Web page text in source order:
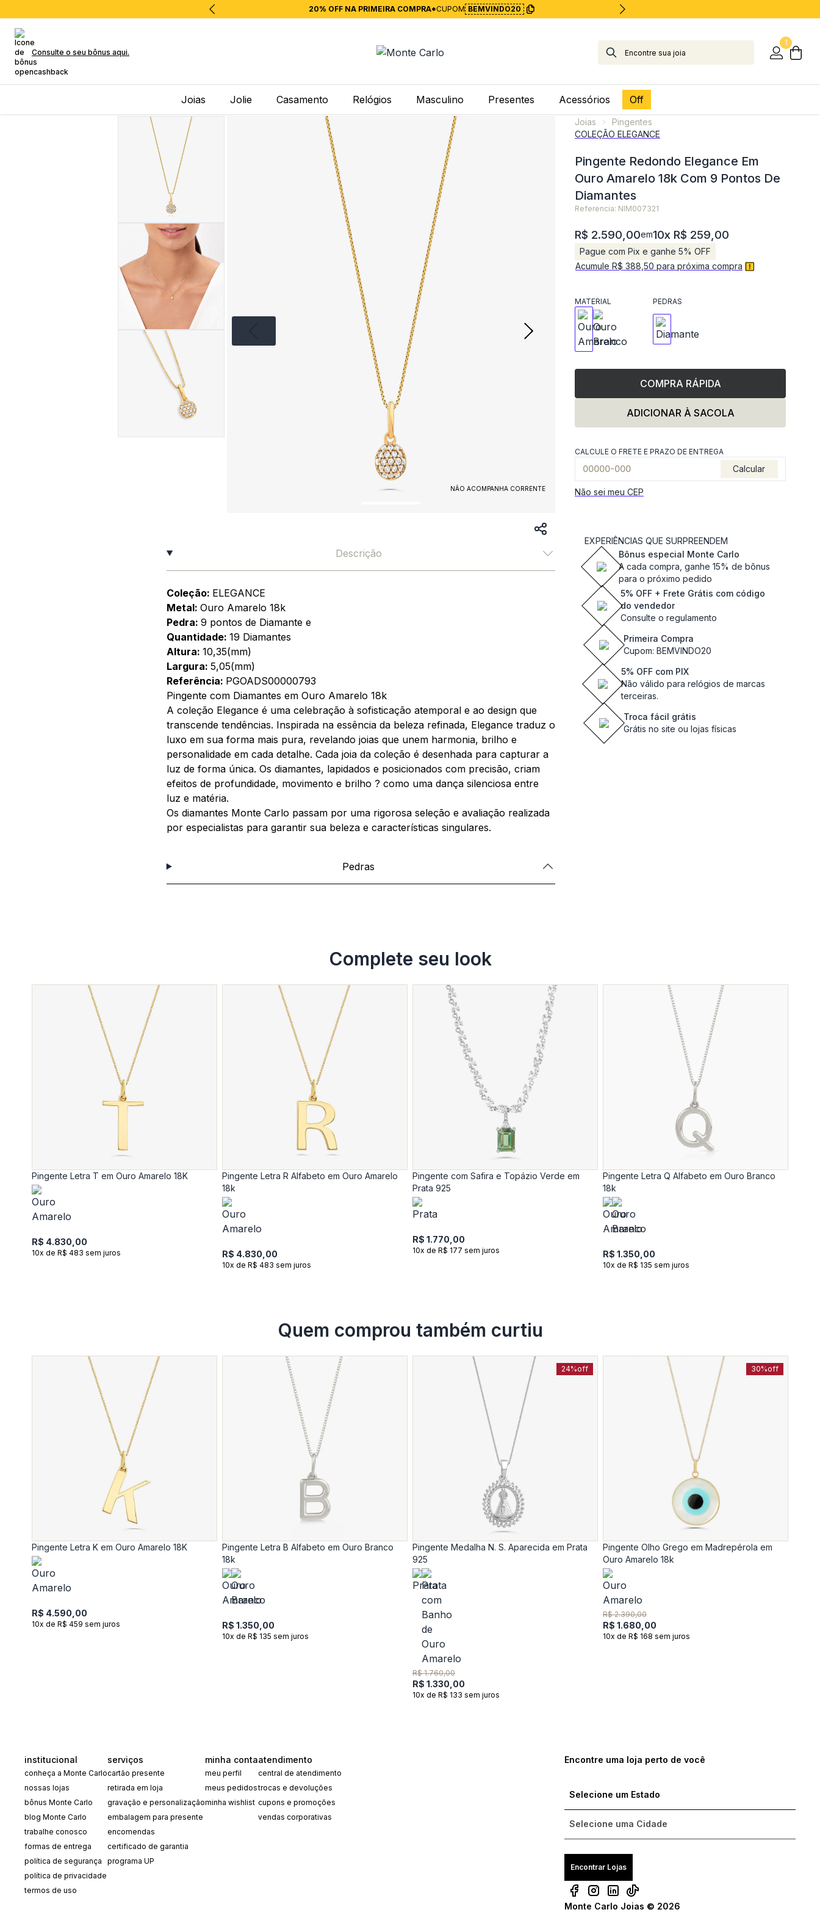
20% OFF NA PRIMEIRA COMPRA*CUPOM BEMVINDO20
Consulte o seu bônus aqui.
1
Joias Jolie Casamento Relógios Masculino Presentes Acessórios Off
NÃO ACOMPANHA CORRENTE
Joias
Pingentes
COLEÇÃO ELEGANCE
Pingente Redondo Elegance Em
Ouro Amarelo 18k Com 9 Pontos De
Diamantes
Referencia: NIM007321
R$ 2.590,00em10x R$ 259,00
Pague com Pix e ganhe 5% OFF
Acumule R$ 388,50 para próxima compra
MATERIAL PEDRAS
COMPRA RÁPIDA
ADICIONAR À SACOLA
CALCULE O FRETE E PRAZO DE ENTREGA
Calcular
Não sei meu CEP
EXPERIÊNCIAS QUE SURPREENDEM
Bônus especial Monte Carlo
A cada compra, ganhe 15% de bônus
para o próximo pedido
5% OFF + Frete Grátis com código
do vendedor
Consulte o regulamento
Primeira Compra
Cupom: BEMVINDO20
5% OFF com PIX
Não válido para relógios de marcas
terceiras.
Troca fácil grátis
Grátis no site ou lojas físicas
Descrição
Coleção: ELEGANCE
Metal: Ouro Amarelo 18k
Pedra: 9 pontos de Diamante e
Quantidade: 19 Diamantes
Altura: 10,35(mm)
Largura: 5,05(mm)
Referência: PGOADS00000793
Pingente com Diamantes em Ouro Amarelo 18k
A coleção Elegance é uma celebração à sofisticação atemporal e ao design que
transcende tendências. Inspirada na essência da beleza refinada, Elegance traduz o
luxo em sua forma mais pura, revelando joias que unem harmonia, brilho e
personalidade em cada detalhe. Cada joia da coleção é desenhada para capturar a
luz de forma única. Os diamantes, lapidados e posicionados com precisão, criam
efeitos de profundidade, movimento e brilho ? como uma dança silenciosa entre
luz e matéria.
Os diamantes Monte Carlo passam por uma rigorosa seleção e avaliação realizada
por especialistas para garantir sua beleza e características singulares.
Pedras
Complete seu look
Pingente Letra T em Ouro Amarelo 18K
R$ 4.830,00
10x de R$ 483 sem juros
Pingente Letra R Alfabeto em Ouro Amarelo
18k
R$ 4.830,00
10x de R$ 483 sem juros
Pingente com Safira e Topázio Verde em
Prata 925
R$ 1.770,00
10x de R$ 177 sem juros
Pingente Letra Q Alfabeto em Ouro Branco
18k
R$ 1.350,00
10x de R$ 135 sem juros
Quem comprou também curtiu
Pingente Letra K em Ouro Amarelo 18K
R$ 4.590,00
10x de R$ 459 sem juros
Pingente Letra B Alfabeto em Ouro Branco
18k
R$ 1.350,00
10x de R$ 135 sem juros
24%off
Pingente Medalha N. S. Aparecida em Prata
925
R$ 1.760,00
R$ 1.330,00
10x de R$ 133 sem juros
30%off
Pingente Olho Grego em Madrepérola em
Ouro Amarelo 18k
R$ 2.390,00
R$ 1.680,00
10x de R$ 168 sem juros
institucional
conheça a Monte Carlo
nossas lojas
bônus Monte Carlo
blog Monte Carlo
trabalhe conosco
formas de entrega
política de segurança
política de privacidade
termos de uso
serviços
cartão presente
retirada em loja
gravação e personalização
embalagem para presente
encomendas
certificado de garantia
programa UP
minha conta
meu perfil
meus pedidos
minha wishlist
atendimento
central de atendimento
trocas e devoluções
cupons e promoções
vendas corporativas
Encontre uma loja perto de você
Encontrar Lojas
Monte Carlo Joias © 2026